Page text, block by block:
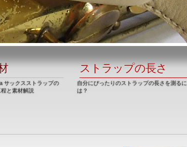
サックスストラップの
と素材解説
ストラップの長さ
自分にぴったりのストラップの長さを測るに
は？